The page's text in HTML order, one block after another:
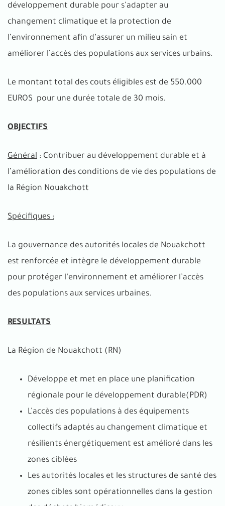
développement durable pour s’adapter au
changement climatique et la protection de
l’environnement afin d’assurer un milieu sain et
améliorer l’accès des populations aux services urbains.
Le montant total des couts éligibles est de 550.000
EUROS pour une durée totale de 30 mois.
OBJECTIFS
Général : Contribuer au développement durable et à
l’amélioration des conditions de vie des populations de
la Région Nouakchott
Spécifiques :
La gouvernance des autorités locales de Nouakchott
est renforcée et intègre le développement durable
pour protéger l’environnement et améliorer l’accès
des populations aux services urbaines.
RESULTATS
La Région de Nouakchott (RN)
Développe et met en place une planification
régionale pour le développement durable(PDR)
L’accès des populations à des équipements
collectifs adaptés au changement climatique et
résilients énergétiquement est amélioré dans les
zones ciblées
Les autorités locales et les structures de santé des
zones cibles sont opérationnelles dans la gestion